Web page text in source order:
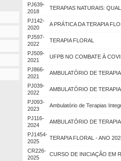
PJ639-
2018
TERAPIAS NATURAIS:
PJ142-
2020
A PRÁTICA DA TERAPIA
PJ597-
2022
TERAPIA FLORAL
PJ509-
2021
UFPB NO COMBATE À
PJ866-
2021
AMBULATÓRIO DE
PJ039-
2022
AMBULATÓRIO DE
PJ093-
2023
Ambulatório de Terapias
PJ116-
2024
AMBULATÓRIO DE
PJ1454-
2025
TERAPIA FLORAL - ANO
CR226-
2025
CURSO DE INICIAÇÃO EM